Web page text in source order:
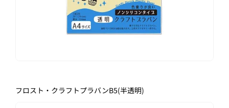
フロスト・クラフトプラバンB5(半透明)